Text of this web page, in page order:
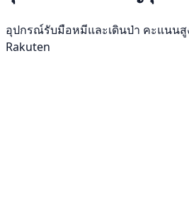
อุปกรณ์รับมือหมีและเดินป่า คะแนนสู
Rakuten